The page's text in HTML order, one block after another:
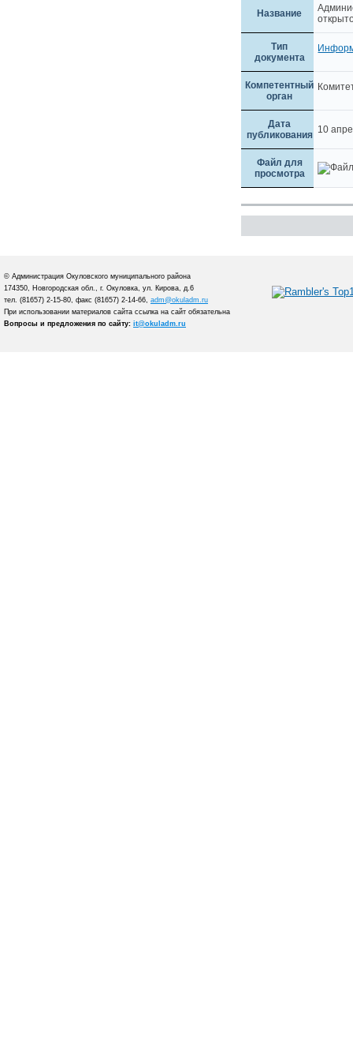
Название
Тип
документа
Компетентный
орган
Дата
публикования 10
Файл для
просмотра
© Администрация Окуловского муниципального района
174350, Новгородская обл., г. Окуловка, ул. Кирова, д.6
тел. (81657) 2-15-80, факс (81657) 2-14-66, adm@okuladm.ru
При использовании материалов сайта ссылка на сайт обязательна
Вопросы и предложения по сайту: it@okuladm.ru